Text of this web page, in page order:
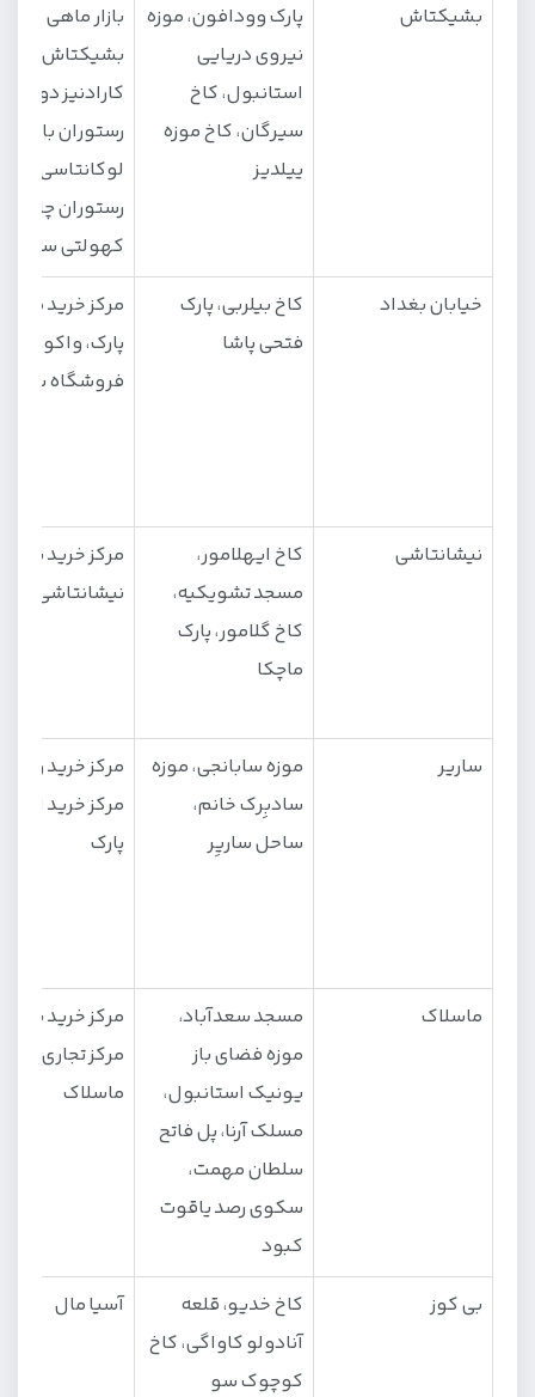
بشیکتاش
پارک وودافون، موزه
نیروی دریایی
استانبول، کاخ
سیرگان، کاخ موزه
ییلدیز
بازار ماهی
بشیکتاش،
کارادنیز دونر،
رستوران بالکان
لوکانتاسی،
رستوران
کهولتی سالنو
خیابان بغداد
کاخ بیلربی، پارک
فتحی پاشا
مرکز خرید مال
پارک، واکو،
فروشگاه بیمن
نیشانتاشی
کاخ ایهلامور،
مسجد تشویکیه،
کاخ گلامور، پارک
ماچکا
مرکز خرید
نیشانتاشی
ساریر
موزه سابانجی، موزه
سادبِرک خانم،
ساحل ساریِر
مرکز خرید
مرکز خرید
پارک
ماسلاک
مسجد سعدآباد،
موزه فضای باز
یونیک استانبول،
مسلک آرنا، پل فاتح
سلطان مهمت،
سکوی رصد یاقوت
کبود
مرکز خرید
مرکز تجاری و
ماسلاک
بی کوز
کاخ خدیو، قلعه
آنادولو کاواگی، کاخ
کوچوک سو
آسیا مال